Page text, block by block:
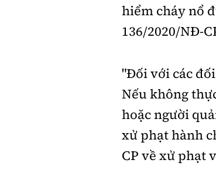
hiểm cháy nổ
136/2020/NĐ-
"Đối với các
Nếu không
hoặc người
xử phạt hành
CP về xử phạt